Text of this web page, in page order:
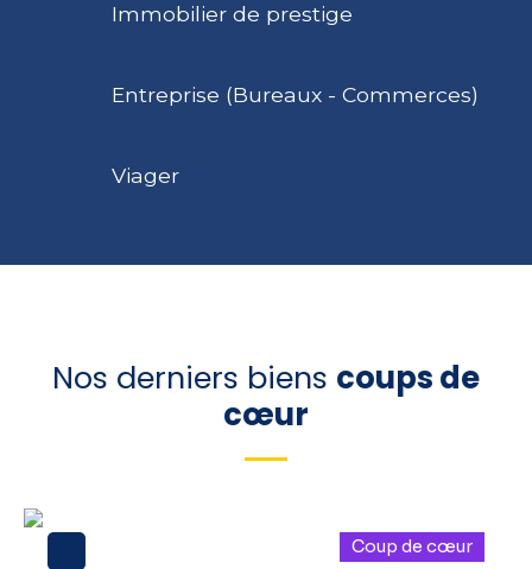
Immobilier de prestige
Entreprise (Bureaux - Commerces)
Viager
Nos derniers biens coups de
cœur
Coup de cœur